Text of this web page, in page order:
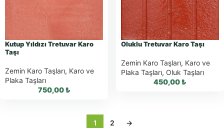
WhatsApp Teklif
Al
WhatsApp Teklif
Al
Kutup Yıldızı Tretuvar Karo
Taşı
Zemin Karo Taşları, Karo ve
Plaka Taşları
750,00₺
Oluklu Tretuvar Karo Taşı
Zemin Karo Taşları, Karo ve
Plaka Taşları, Oluk Taşları
450,00₺
1 2 →